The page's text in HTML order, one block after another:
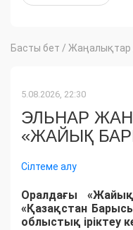
Басты бет / Жаңалықтар
5.08.2026, 22:30
ЭЛЬНАР
«ЖАЙЫҚ
Сілтеме алу
Оралдағы
«Қазақстан
облыстық іріктеу